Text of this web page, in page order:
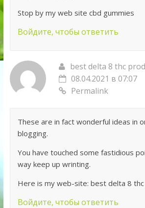
Stop by my web site cbd gummies
Войдите, чтобы ответить
best delta 8 thc
08.04.2021 в 07:07
Permalink
These are in fact wonderful ideas in
blogging.
You have touched some fastidious
way keep up wrinting.
Here is my web-site: best delta 8
Войдите, чтобы ответить